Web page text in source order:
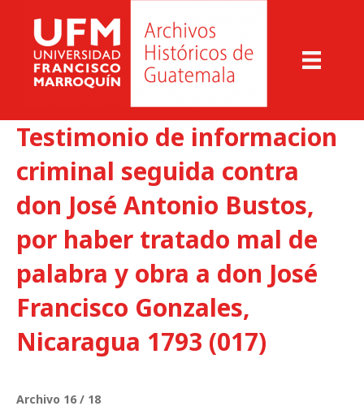
Testimonio de informacion
criminal seguida contra
don José Antonio Bustos,
por haber tratado mal de
palabra y obra a don José
Francisco Gonzales,
Nicaragua 1793 (017)
Archivo 16 / 18